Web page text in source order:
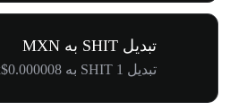
تبدیل SHIT به MXN
تبدیل 1 SHIT به Mex$0.000008